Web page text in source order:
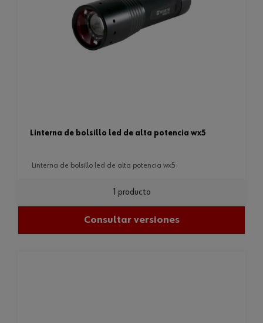
linterna de bolsillo led de alta potencia wx5
linterna de bolsillo led de alta potencia wx5
1 producto
Consultar versiones